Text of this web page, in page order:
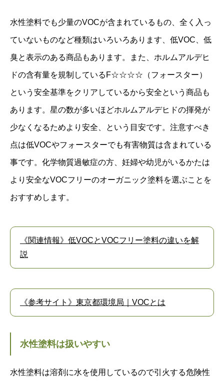
水性塗料でも少量のVOCが含まれているもの、全く入っ
ていないものなど種類はいろいろあります、低VOC、低
臭と表示のある商品もあります。また、ホルムアルデヒ
ドの含有量を規制しているF☆☆☆☆（フォースター）
という安全基準をクリアしているから安全という商品も
あります。星の数が多いほどホルムアルデヒドの揮発が
少なくなるためより安全、という目安です。注意すべき
点は低VOCやフォースターでも有害物質は含まれている
事です。化学物質過敏症の方、妊婦や幼児がいるかたは
より安全なVOCフリーのオーガニック塗料を選ぶことを
おすすめします。
《関連情報》低VOCとVOCフリー塗料の違いを解
説
《参考サイト》東京都環境局｜VOCとは
水性塗料は扱いやすい
水性塗料は溶剤に水を使用しているので引火する危険性